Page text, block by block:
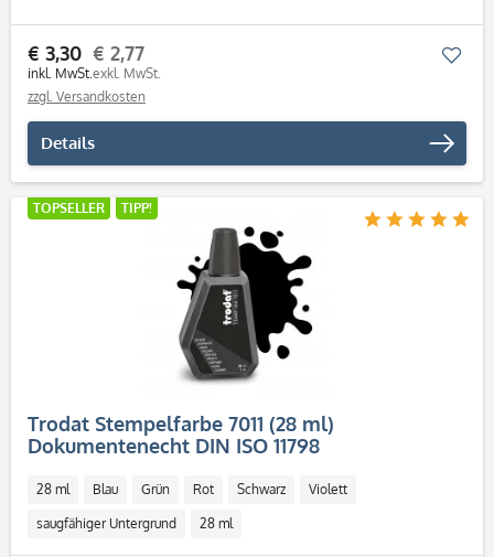
€ 3,30
inkl. MwSt.
€ 2,77
exkl. MwSt.
zzgl. Versandkosten
Details
TOPSELLER TIPP!
Trodat Stempelfarbe 7011 (28 ml)
Dokumentenecht DIN ISO 11798
28 ml Blau Grün Rot Schwarz Violett
saugfähiger Untergrund 28 ml